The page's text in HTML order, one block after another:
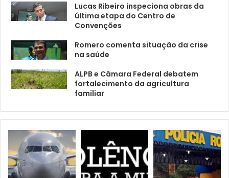
Lucas Ribeiro inspeciona obras da
última etapa do Centro de
Convenções
Romero comenta situação da crise
na saúde
ALPB e Câmara Federal debatem
fortalecimento da agricultura
familiar